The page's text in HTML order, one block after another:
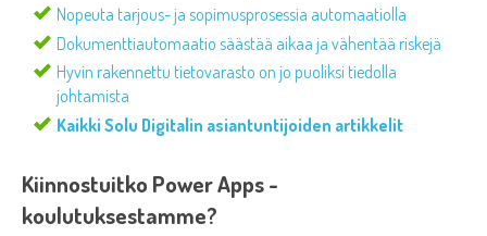
Nopeuta tarjous- ja sopimusprosessia automaatiolla
Dokumenttiautomaatio säästää aikaa ja vähentää riskejä
Hyvin rakennettu tietovarasto on jo puoliksi tiedolla
johtamista
Kaikki Solu Digitalin asiantuntijoiden artikkelit
Kiinnostuitko Power Apps -
koulutuksestamme?